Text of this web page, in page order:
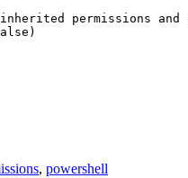
permissions and
, powershell